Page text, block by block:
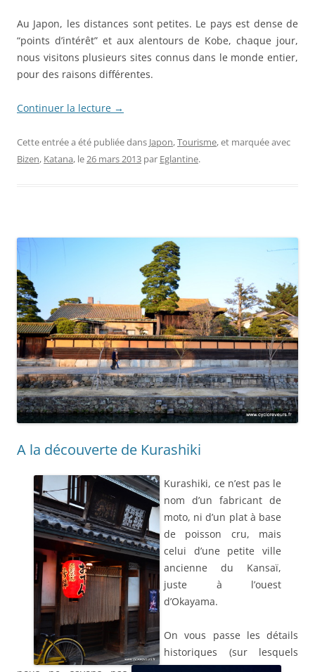
Au Japon, les distances sont petites. Le pays est dense de
“points d’intérêt” et aux alentours de Kobe, chaque jour,
nous visitons plusieurs sites connus dans le monde entier,
pour des raisons différentes.
Continuer la lecture →
Cette entrée a été publiée dans Japon,Tourisme, et marquée avec
Bizen, Katana, le26 mars 2013 par Eglantine.
A la découverte de Kurashiki
Kurashiki, ce n’est pas le
nom d’un fabricant de
moto, ni d’un plat à base
de poisson cru, mais
celui d’une petite ville
ancienne du Kansaï,
juste à l’ouest
d’Okayama.
On vous passe les détails
historiques (sur lesquels